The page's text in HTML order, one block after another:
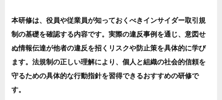
本研修は、役員や従業員が知っておくべきインサイダー取引規
制の基礎を確認する内容です。実際の違反事例を通じ、意図せ
ぬ情報伝達が他者の違反を招くリスクや防止策を具体的に学び
ます。法規制の正しい理解により、個人と組織の社会的信頼を
守るための具体的な行動指針を習得できるおすすめの研修で
す。